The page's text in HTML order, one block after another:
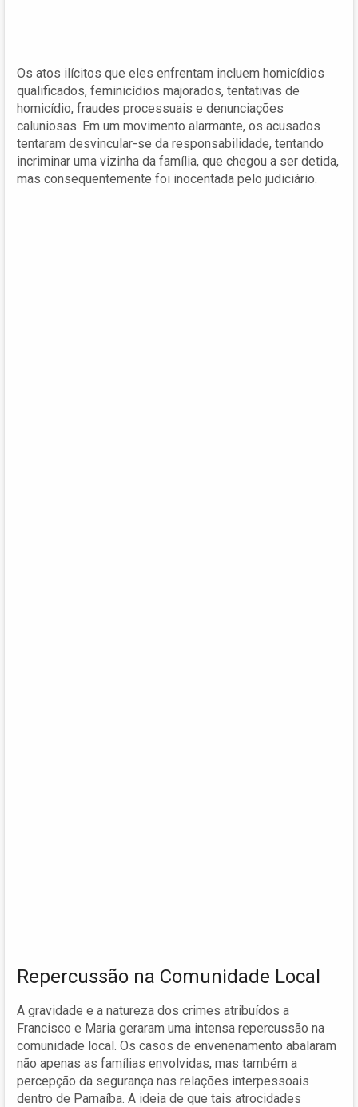
Os atos ilícitos que eles enfrentam incluem homicídios
qualificados, feminicídios majorados, tentativas de
homicídio, fraudes processuais e denunciações
caluniosas. Em um movimento alarmante, os acusados
tentaram desvincular-se da responsabilidade, tentando
incriminar uma vizinha da família, que chegou a ser detida,
mas consequentemente foi inocentada pelo judiciário.
Repercussão na Comunidade Local
A gravidade e a natureza dos crimes atribuídos a
Francisco e Maria geraram uma intensa repercussão na
comunidade local. Os casos de envenenamento abalaram
não apenas as famílias envolvidas, mas também a
percepção da segurança nas relações interpessoais
dentro de Parnaíba. A ideia de que tais atrocidades